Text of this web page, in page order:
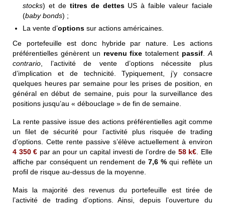
stocks) et de titres de dettesUS à faible valeur faciale
(baby bonds) ;
La vente d’options sur actions américaines.
Ce portefeuille est donc hybride par nature. Les actions
préférentielles génèrent un revenu fixe totalement passif .A
contrario , l’activité de vente d’options nécessite plus
d’implication et de technicité. Typiquement, j’y consacre
quelques heures par semaine pour les prises de position, en
général en début de semaine, puis pour la surveillance des
positions jusqu’au « débouclage » de fin de semaine.
La rente passive issue des actions préférentielles agit comme
un filet de sécurité pour l’activité plus risquée de trading
d’options. Cette rente passive s’élève actuellement à environ
4 350€ par an pour un capital investi de l’ordre de 58 k€ . Elle
affiche par conséquent un rendement de 7,6 % qui reflète un
profil de risque au-dessus de la moyenne.
Mais la majorité des revenus du portefeuille est tirée de
l’activité de trading d’options. Ainsi, depuis l’ouverture du